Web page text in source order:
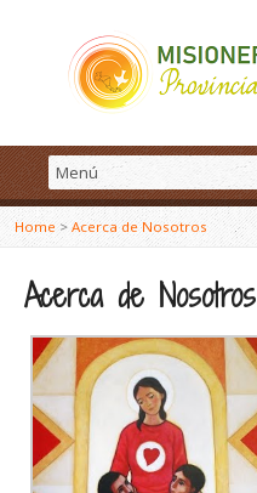
Home > Acerca de Nosotros
Acerca de Nosotros